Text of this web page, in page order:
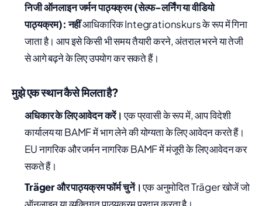
निजी ऑनलाइन जर्मन पाठ्यक्रम (सेल्फ-लर्निंग या वीडियो
पाठ्यक्रम): नहींआधिकारिक Integrationskurs के रूप में गिना
जाता है। आप इसे किसी भी समय तैयारी करने, अंतराल भरने या तेजी
से आगे बढ़ने के लिए उपयोग कर सकते हैं।
मुझे एक स्थान कैसे मिलता है?
अधिकार के लिए आवेदन करें।एक प्रवासी के रूप में, आप विदेशी
कार्यालय या BAMF में भाग लेने की योग्यता के लिए आवेदन करते हैं।
EU नागरिक और जर्मन नागरिक BAMF में मंजूरी के लिए आवेदन कर
सकते हैं।
Träger और पाठ्यक्रम फॉर्म चुनें।एक अनुमोदित Träger खोजें जो